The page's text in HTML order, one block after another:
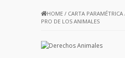
HOME / CARTA PARAMÉTRICA
PRO DE LOS ANIMALES